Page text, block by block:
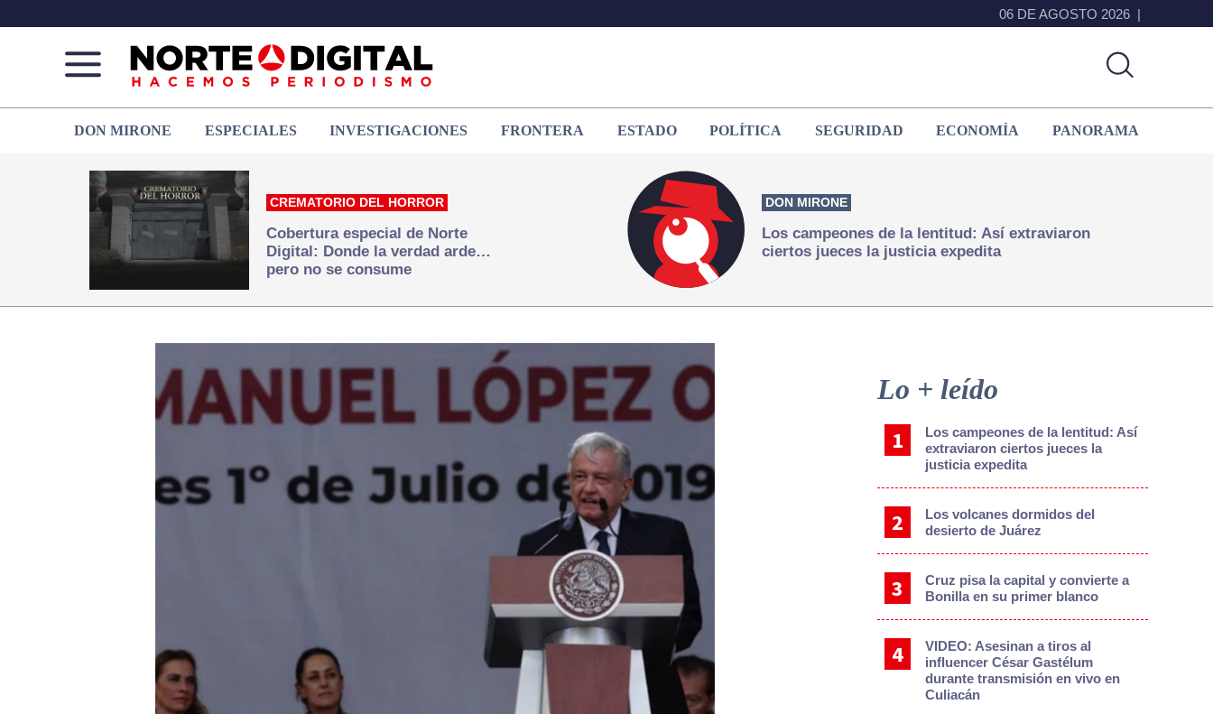
06 DE AGOSTO 2026
de
Juárez
que
hacemos periodismo
DON MIRONE ESPECIALES INVESTIGACIONES FRONTERA ESTADO POLÍTICA SEGURIDAD ECONOMÍA PANORAMA
CREMATORIO DEL HORROR
Cobertura especial de Norte
Digital: Donde la verdad arde…
pero no se consume
DON MIRONE
Los campeones de la lentitud: Así extraviaron
ciertos jueces la justicia expedita
Sidebar
Lo + leído
Los campeones de la lentitud: Así
extraviaron ciertos jueces la
justicia expedita
Los volcanes dormidos del
desierto de Juárez
Cruz pisa la capital y convierte a
Bonilla en su primer blanco
VIDEO: Asesinan a tiros al
influencer César Gastélum
durante transmisión en vivo en
Culiacán